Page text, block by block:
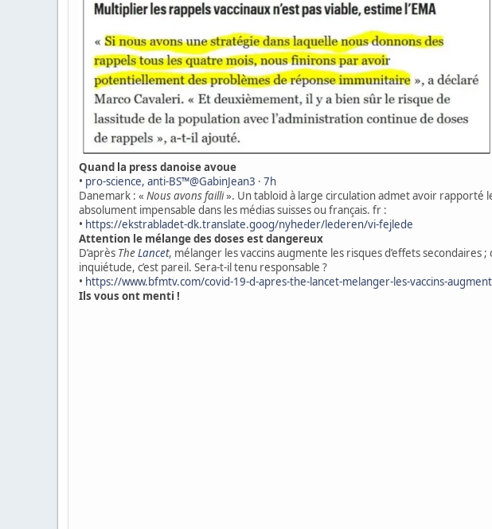
Quand la press danoise avoue
• pro-science, anti-BS™@GabinJean3 ·7h
Danemark : «Nous avons failli». Un tabloid à large circulation admet avoir rapporté
absolument impensable dans les médias suisses ou français. fr :
• https://ekstrabladet-dk.translate.goog/nyheder/lederen/vi-fejlede
Attention le mélange des doses est dangereux
D’après TheLancet, mélanger les vaccins augmente les risques d’effets secondaires ;
inquiétude, c’est pareil. Sera-t-il tenu responsable ?
• https://www.bfmtv.com/covid-19-d-apres-the-lancet-melanger-les-vaccins-
Ils vous ont menti !